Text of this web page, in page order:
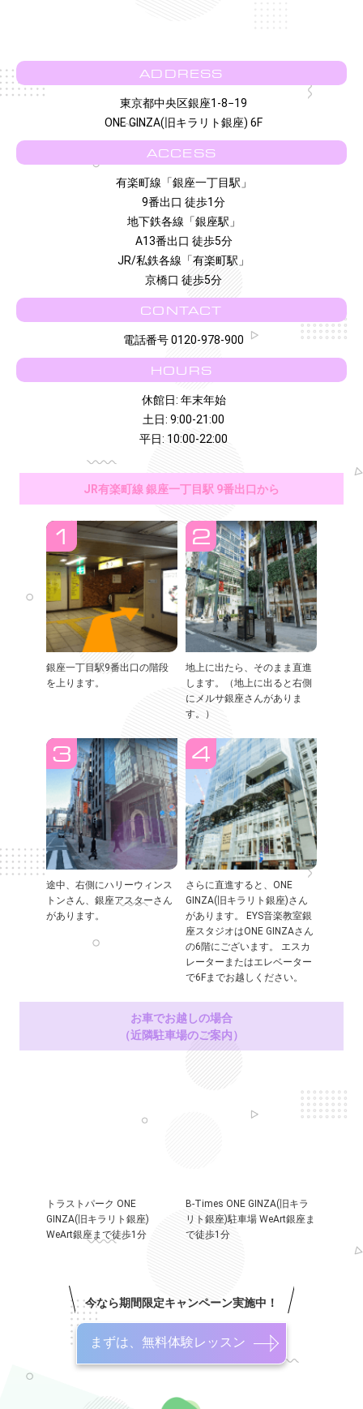
ADDRESS
東京都中央区銀座1-8−19
ONE GINZA(旧キラリト銀座) 6F
ACCESS
有楽町線「銀座一丁目駅」
9番出口 徒歩1分
地下鉄各線「銀座駅」
A13番出口 徒歩5分
JR/私鉄各線「有楽町駅」
京橋口 徒歩5分
CONTACT
電話番号 0120-978-900
HOURS
休館日: 年末年始
土日: 9:00-21:00
平日: 10:00-22:00
JR有楽町線 銀座一丁目駅 9番出口から
銀座一丁目駅9番出口の階段
を上ります。
地上に出たら、そのまま直進
します。（地上に出ると右側
にメルサ銀座さんがありま
す。）
途中、右側にハリーウィンス
トンさん、銀座アスターさん
があります。
さらに直進すると、ONE
GINZA(旧キラリト銀座)さん
があります。 EYS音楽教室銀
座スタジオはONE GINZAさん
の6階にございます。 エスカ
レーターまたはエレベーター
で6Fまでお越しください。
お車でお越しの場合
（近隣駐車場のご案内）
トラストパーク ONE
GINZA(旧キラリト銀座)
WeArt銀座まで徒歩1分
B-Times ONE GINZA(旧キラ
リト銀座)駐車場 WeArt銀座ま
で徒歩1分
今なら期間限定キャンペーン実施中！
まずは、無料体験レッスン